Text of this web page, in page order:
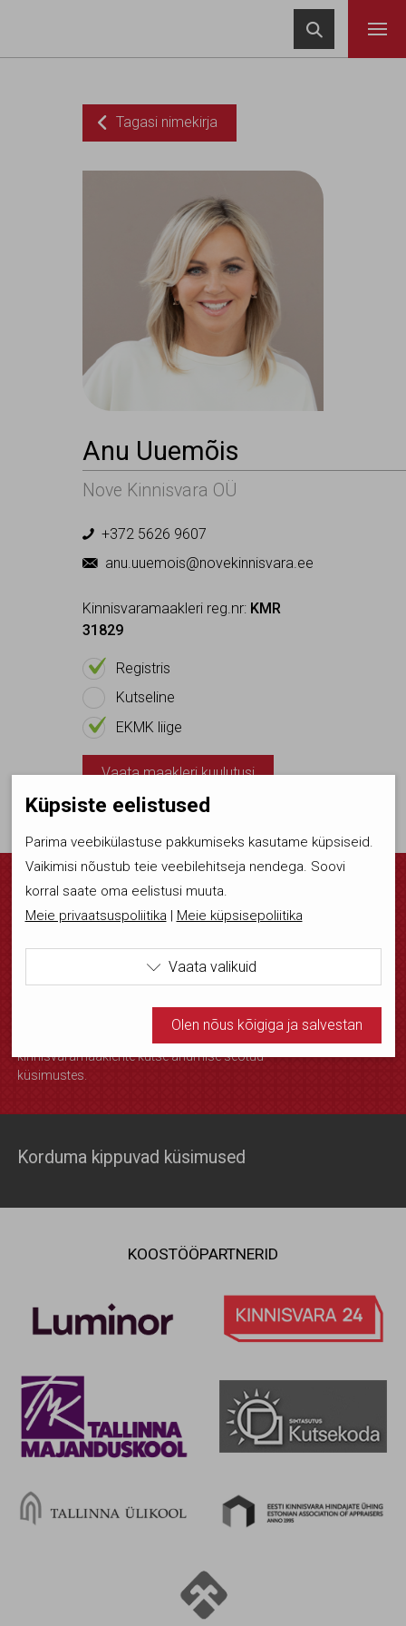

 Tagasi nimekirja
Anu Uuemõis
Nove Kinnisvara OÜ
 +372 5626 9607
 anu.uuemois@novekinnisvara.ee
Kinnisvaramaakleri reg.nr: KMR
31829
 On
Registris
Ei ole
Kutseline
 On
EKMK liige
Vaata maakleri kuulutusi
EKMK büroo juht
maakleritekoda@maakleritekoda.ee
liikmeid, kinnisvara vahendamisega seotud
kinnisvaramaaklerite kutse andmise seotud
küsimustes.
Korduma kippuvad küsimused
KOOSTÖÖPARTNERID
Küpsiste eelistused
Parima veebikülastuse pakkumiseks kasutame küpsiseid.
Vaikimisi nõustub teie veebilehitseja nendega. Soovi
korral saate oma eelistusi muuta.
Meie privaatsuspoliitika | Meie küpsisepoliitika
 Vaata valikuid
Kasutame tehnilisi küpsiseid, mis on vajalikud veebi
toimimiseks. Seadusega lubatud kohustuslikud
küpsised.
näiteks veebiliiklust.
Olen nõus ja salvestan
Olen nõus kõigiga ja salvestan